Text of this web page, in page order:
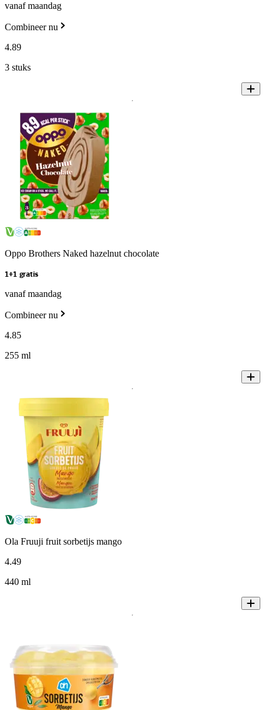
vanaf maandag
Combineer nu
4.89
3 stuks
Oppo Brothers Naked hazelnut chocolate
1+1 gratis
vanaf maandag
Combineer nu
4.85
255 ml
Ola Fruuji fruit sorbetijs mango
4.49
440 ml